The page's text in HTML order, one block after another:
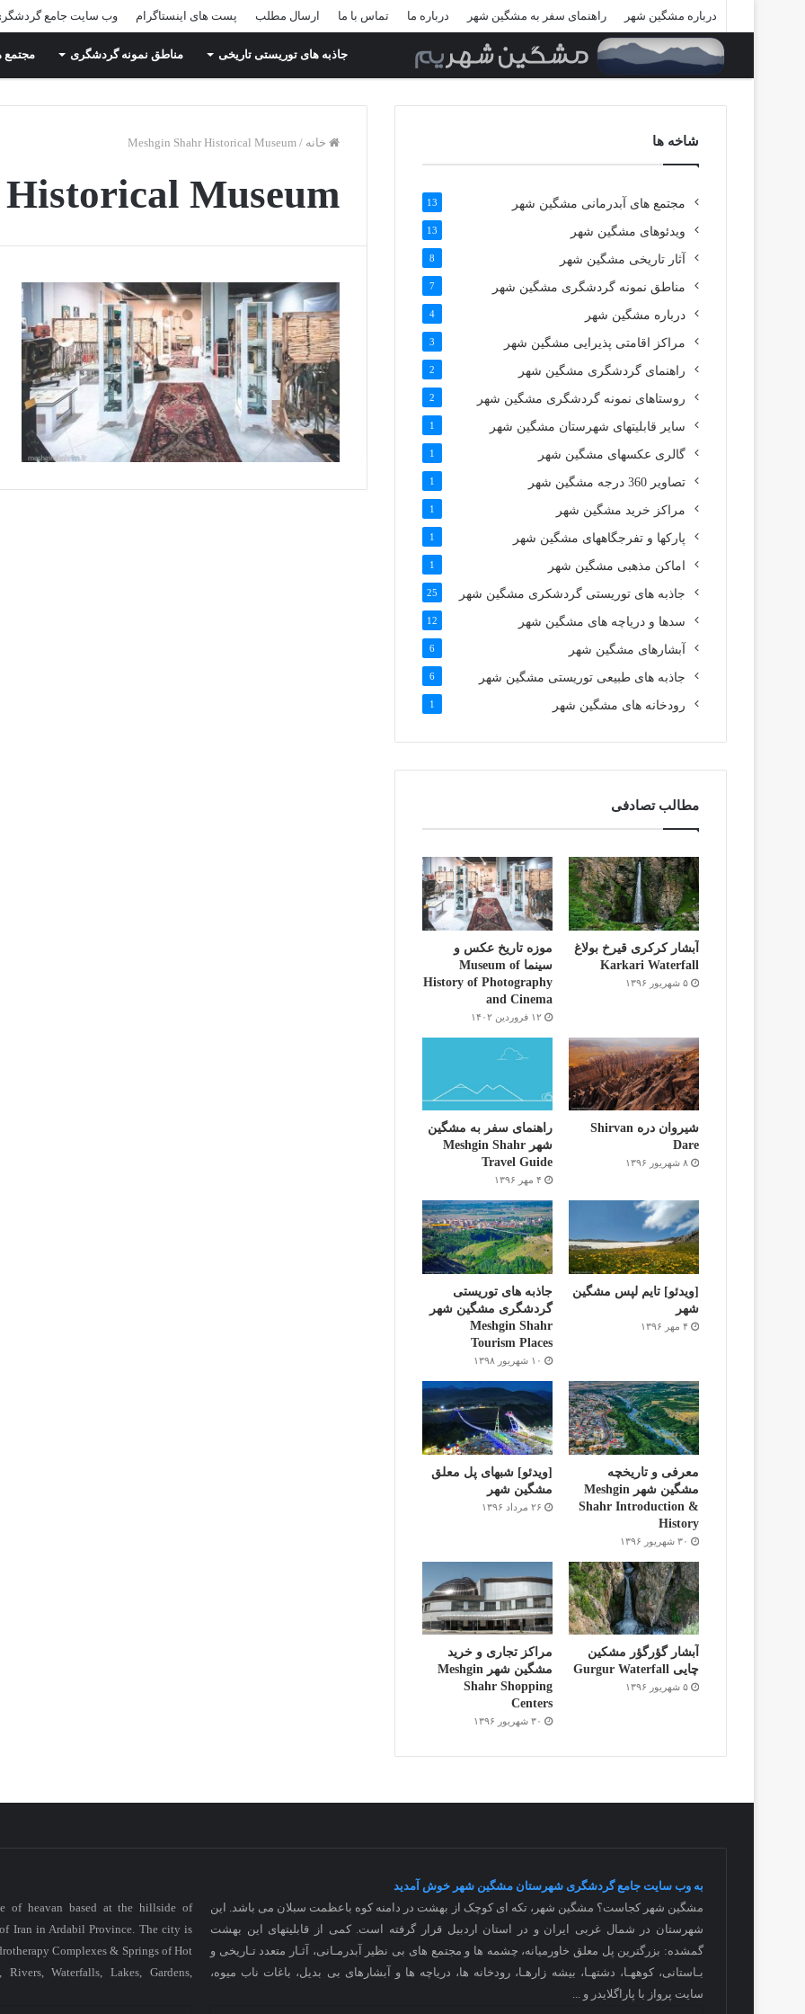
درباره مشگین شهر راهنمای سفر به مشگین شهر درباره ما تماس با ما ارسال مطلب پست های اینستاگرام وب سایت جامع
جاذبه های توریستی تاریخی مناطق نمونه گردشگری مجتمع
خانه /
Meshgin Shahr Historical Museum
Museum
شاخه ها
مجتمع های آبدرمانی مشگین شهر 13
ویدئوهای مشگین شهر 13
آثار تاریخی مشگین شهر 8
مناطق نمونه گردشگری مشگین شهر 7
درباره مشگین شهر 4
مراکز اقامتی پذیرایی مشگین شهر 3
راهنمای گردشگری مشگین شهر 2
روستاهای نمونه گردشگری مشگین شهر 2
سایر قابلیتهای شهرستان مشگین شهر 1
گالری عکسهای مشگین شهر 1
تصاویر 360 درجه مشگین شهر 1
مراکز خرید مشگین شهر 1
پارکها و تفرجگاههای مشگین شهر 1
اماکن مذهبی مشگین شهر 1
جاذبه های توریستی گردشکری مشگین شهر 25
سدها و دریاچه های مشگین شهر 12
آبشارهای مشگین شهر 6
جاذبه های طبیعی توریستی مشگین شهر 6
رودخانه های مشگین شهر 1
مطالب تصادفی
آبشار کرکری قیرخ بولاغ
Karkari Waterfall
۵ شهریور ۱۳۹۶
موزه تاریخ عکس و
سینما Museum of
History of Photography
and Cinema
۱۲ فروردین ۱۴۰۲
شیروان دره Shirvan
Dare
۸ شهریور ۱۳۹۶
راهنمای سفر به مشگین
شهر Meshgin Shahr
Travel Guide
۴ مهر ۱۳۹۶
[ویدئو] تایم لپس مشگین
شهر
۴ مهر ۱۳۹۶
جاذبه های توریستی
گردشگری مشگین شهر
Meshgin Shahr
Tourism Places
۱۰ شهریور ۱۳۹۸
معرفی و تاریخچه
مشگین شهر Meshgin
Shahr Introduction &
History
۳۰ شهریور ۱۳۹۶
[ویدئو] شبهای پل معلق
مشگین شهر
۲۶ مرداد ۱۳۹۶
آبشار گؤرگؤر مشکین
چایی Gurgur Waterfall
۵ شهریور ۱۳۹۶
مراکز تجاری و خرید
مشگین شهر Meshgin
Shahr Shopping
Centers
۳۰ شهریور ۱۳۹۶
به وب سایت جامع گردشگری شهرستان مشگین شهر خوش آمدید
مشگین شهر کجاست؟ مشگین شهر، تکه ای کوچک از بهشت در دامنه کوه باعظمت سبلان می باشد. این
شهرستان در شمال غربی ایران و در استان اردبیل قرار گرفته است. کمی از قابلیتهای این بهشت
گمشده: بزرگترین پل معلق خاورمیانه، چشمه ها و مجتمع های بی نظیر آبدرمـانی، آثـار متعدد تـاریخی و
بـاستانی، کوههـا، دشتهـا، بیشه زارهـا، رودخانه ها، دریاچه ها و آبشارهای بی بدیل، باغات ناب میوه،
سایت پرواز با پاراگلایدر و ...
of heavan based at the hillside of
Iran in Ardabil Province. The city is
Complexes & Springs of Hot
Waterfalls, Lakes, Gardens,